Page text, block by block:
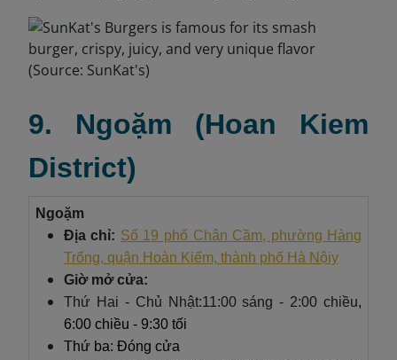
9. Ngoặm (Hoan Kiem
District)
Ngoặm
Địa chỉ: Số 19 phố Chân Cầm, phường Hàng
Trống, quận Hoàn Kiếm, thành phố Hà Nộiy
Giờ mở cửa:
Thứ Hai - Chủ Nhật:11:00 sáng - 2:00 chiều,
6:00 chiều - 9:30 tối
Thứ ba: Đóng cửa